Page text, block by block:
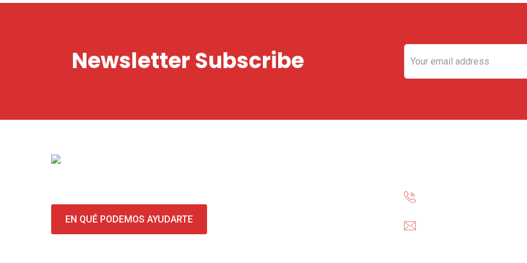
Newsletter Subscribe
EN QUÉ PODEMOS AYUDARTE